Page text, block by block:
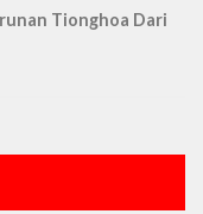
Tionghoa Dari